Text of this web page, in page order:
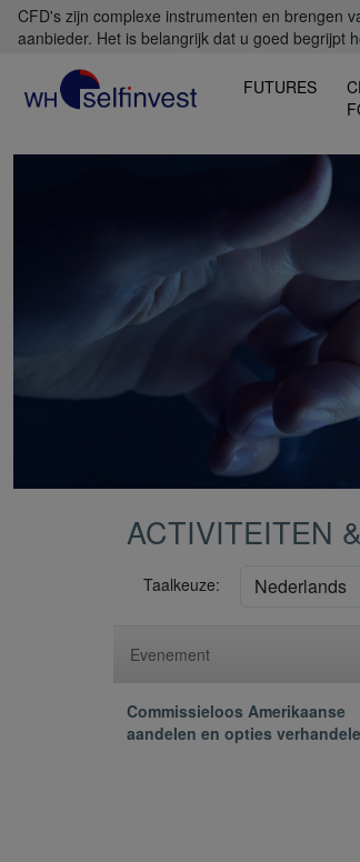
CFD's zijn complexe instrumenten en brengen
aanbieder. Het is belangrijk dat u goed begrijpt
FUTURES
ACTIVITEITEN
Taalkeuze:
Evenement
Commissieloos Amerikaanse
aandelen en opties